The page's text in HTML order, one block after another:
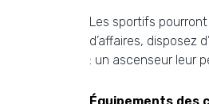
Les sportifs
d’affaires, disposez
: un ascenseur leur